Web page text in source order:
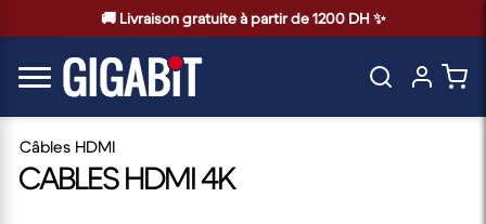
🚚 Livraison gratuite à partir de 1200 DH ✨
Câbles HDMI
CABLES HDMI 4K